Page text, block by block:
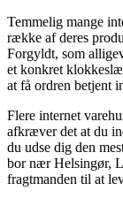
Temmelig mange
række af deres
Forgyldt, som
et konkret
at få ordren betjent
Flere internet
afkræver det at du
du udse dig den
bor nær Helsingør,
fragtmanden til at